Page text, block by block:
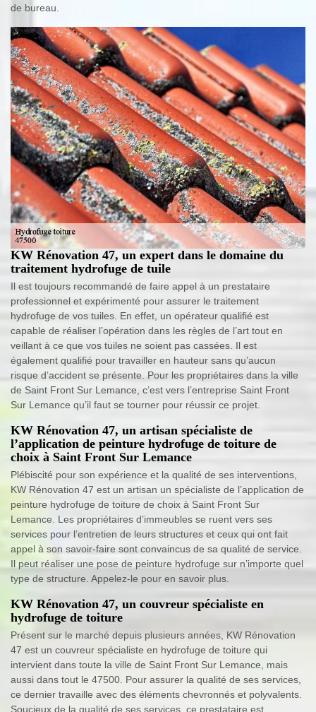
de bureau.
KW Rénovation 47, un expert dans le domaine du
traitement hydrofuge de tuile
Il est toujours recommandé de faire appel à un prestataire
professionnel et expérimenté pour assurer le traitement
hydrofuge de vos tuiles. En effet, un opérateur qualifié est
capable de réaliser l’opération dans les règles de l’art tout en
veillant à ce que vos tuiles ne soient pas cassées. Il est
également qualifié pour travailler en hauteur sans qu’aucun
risque d’accident se présente. Pour les propriétaires dans la ville
de Saint Front Sur Lemance, c’est vers l’entreprise Saint Front
Sur Lemance qu’il faut se tourner pour réussir ce projet.
KW Rénovation 47, un artisan spécialiste de
l’application de peinture hydrofuge de toiture de
choix à Saint Front Sur Lemance
Plébiscité pour son expérience et la qualité de ses interventions,
KW Rénovation 47 est un artisan un spécialiste de l’application de
peinture hydrofuge de toiture de choix à Saint Front Sur
Lemance. Les propriétaires d’immeubles se ruent vers ses
services pour l’entretien de leurs structures et ceux qui ont fait
appel à son savoir-faire sont convaincus de sa qualité de service.
Il peut réaliser une pose de peinture hydrofuge sur n’importe quel
type de structure. Appelez-le pour en savoir plus.
KW Rénovation 47, un couvreur spécialiste en
hydrofuge de toiture
Présent sur le marché depuis plusieurs années, KW Rénovation
47 est un couvreur spécialiste en hydrofuge de toiture qui
intervient dans toute la ville de Saint Front Sur Lemance, mais
aussi dans tout le 47500. Pour assurer la qualité de ses services,
ce dernier travaille avec des éléments chevronnés et polyvalents.
Soucieux de la qualité de ses services, ce prestataire est